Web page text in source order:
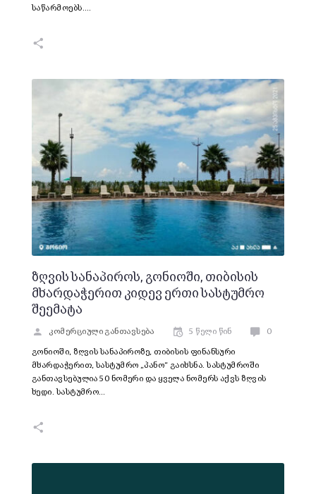
საწარმოებს.…
ზღვის სანაპიროს, გონიოში, თიბისის
მხარდაჭერით კიდევ ერთი სასტუმრო
შეემატა
კომერციული განთავსება 5 წელი წინ 0
გონიოში, ზღვის სანაპიროზე, თიბისის ფინანსური
მხარდაჭერით, სასტუმრო „პანო“ გაიხსნა. სასტუმროში
განთავსებულია 50 ნომერი და ყველა ნომერს აქვს ზღვის
ხედი. სასტუმრო…